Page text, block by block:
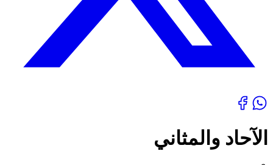
الآحاد والمثاني